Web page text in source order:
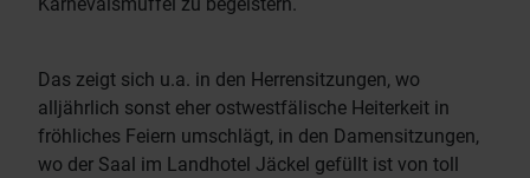
Das zeigt sich u.a. in den Herrensitzungen, wo
alljährlich sonst eher ostwestfälische Heiterkeit in
fröhliches Feiern umschlägt, in den Damensitzungen,
wo der Saal im Landhotel Jäckel gefüllt ist von toll